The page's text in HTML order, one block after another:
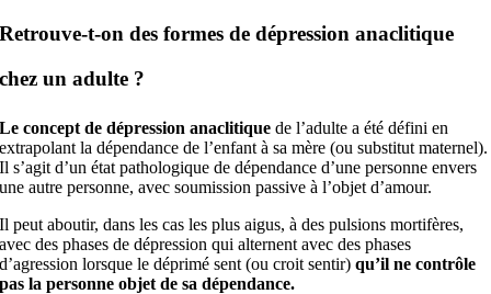
Retrouve-t-on des formes de dépression anaclitique
chez un adulte ?
Le concept de dépression anaclitique de l’adulte a été défini en
extrapolant la dépendance de l’enfant à sa mère (ou substitut maternel).
Il s’agit d’un état pathologique de dépendance d’une personne envers
une autre personne, avec soumission passive à l’objet d’amour.
Il peut aboutir, dans les cas les plus aigus, à des pulsions mortifères,
avec des phases de dépression qui alternent avec des phases
d’agression lorsque le déprimé sent (ou croit sentir)qu’il ne contrôle
pas la personne objet de sa dépendance.